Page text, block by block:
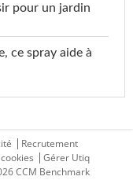
pour un jardin
ce spray aide à
Recrutement
Gérer Utiq
CCM Benchmark